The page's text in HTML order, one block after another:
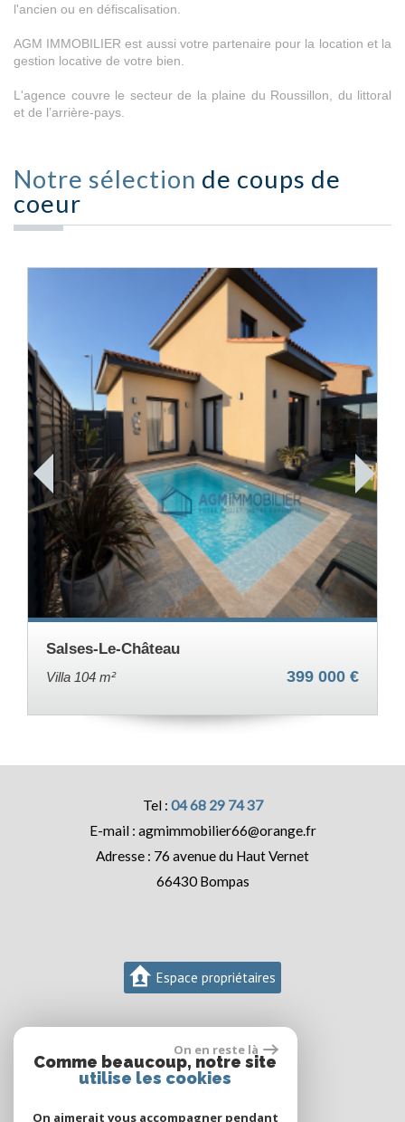
l'ancien ou en défiscalisation.
AGM IMMOBILIER est aussi votre partenaire pour la location et la
gestion locative de votre bien.
L'agence couvre le secteur de la plaine du Roussillon, du littoral
et de l’arrière-pays.
Notre sélection de coups de
coeur
Salses-Le-Château
Villa 104 m² 399 000 €
04 68 29 74 37
agmimmobilier66@orange.fr
76 avenue du Haut Vernet
66430 Bompas
Espace propriétaires
On en reste là
Comme beaucoup, notre site
utilise les cookies
On aimerait vous accompagner pendant